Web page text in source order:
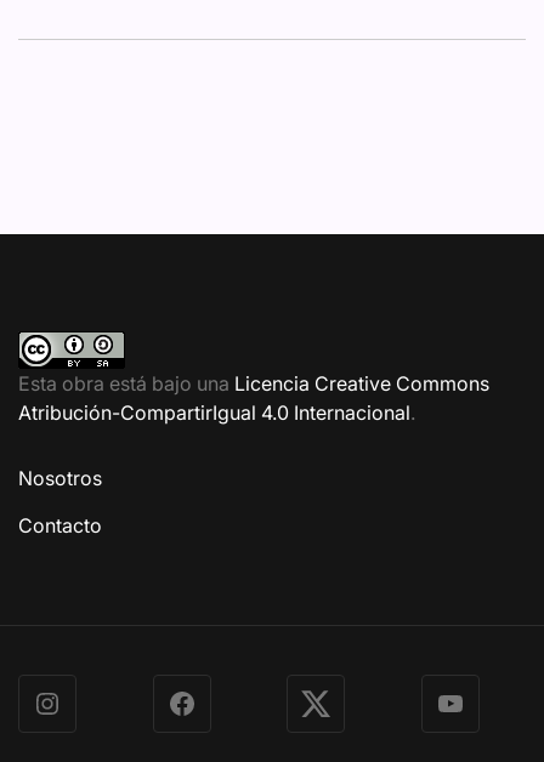
Esta obra está bajo una Licencia Creative Commons
Atribución-CompartirIgual 4.0 Internacional.
Nosotros
Contacto
Instagram Facebook X YouTube